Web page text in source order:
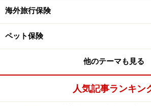
海外旅行保険
ペット保険
他のテーマも見る
人気記事ランキン